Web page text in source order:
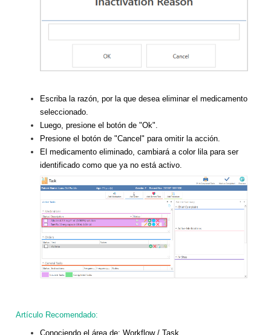
Escriba la razón, por la que desea eliminar el medicamento
seleccionado.
Luego, presione el botón de "Ok".
Presione el botón de "Cancel" para omitir la acción.
El medicamento eliminado, cambiará a color lila para ser
identificado como que ya no está activo.
Artículo Recomendado:
Conociendo el área de: Workflow / Task